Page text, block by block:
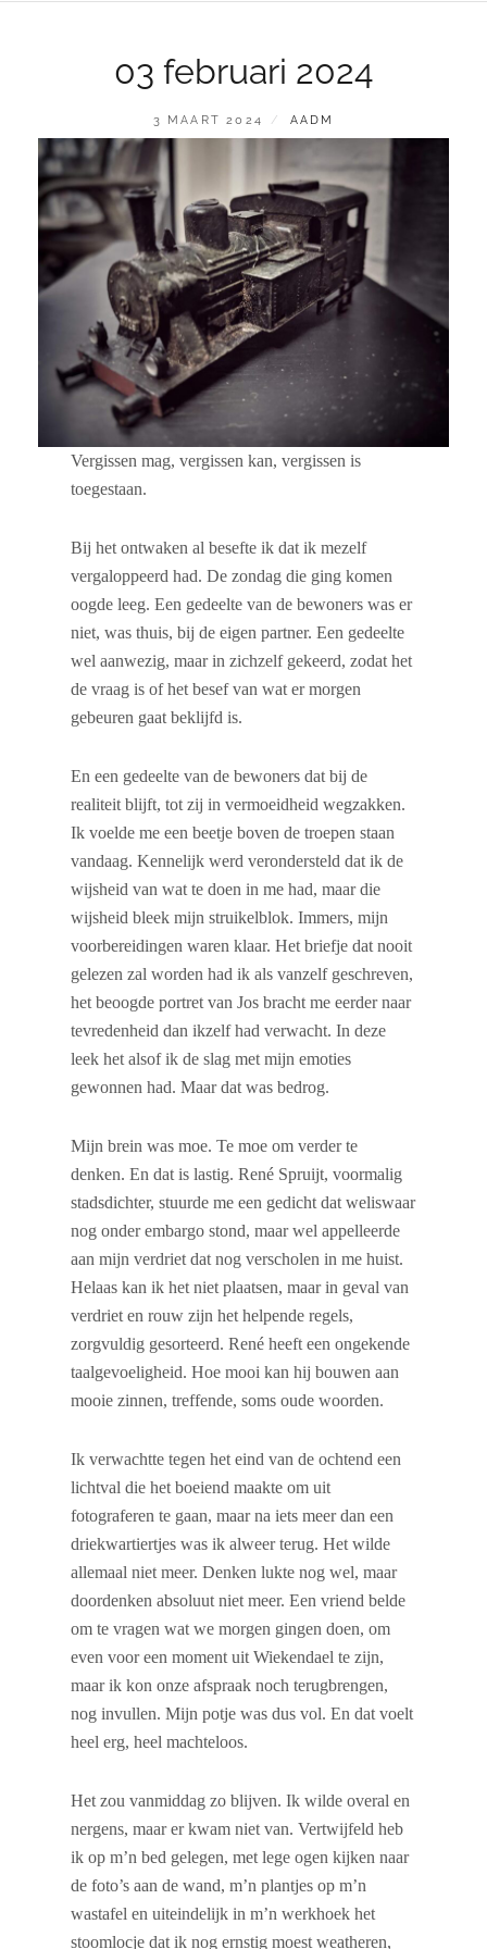
03 februari 2024
GEPLAATST
OP
3 MAART 2024 BY
AADM
Vergissen mag, vergissen kan, vergissen is
toegestaan.
Bij het ontwaken al besefte ik dat ik mezelf
vergaloppeerd had. De zondag die ging komen
oogde leeg. Een gedeelte van de bewoners was er
niet, was thuis, bij de eigen partner. Een gedeelte
wel aanwezig, maar in zichzelf gekeerd, zodat het
de vraag is of het besef van wat er morgen
gebeuren gaat beklijfd is.
En een gedeelte van de bewoners dat bij de
realiteit blijft, tot zij in vermoeidheid wegzakken.
Ik voelde me een beetje boven de troepen staan
vandaag. Kennelijk werd verondersteld dat ik de
wijsheid van wat te doen in me had, maar die
wijsheid bleek mijn struikelblok. Immers, mijn
voorbereidingen waren klaar. Het briefje dat nooit
gelezen zal worden had ik als vanzelf geschreven,
het beoogde portret van Jos bracht me eerder naar
tevredenheid dan ikzelf had verwacht. In deze
leek het alsof ik de slag met mijn emoties
gewonnen had. Maar dat was bedrog.
Mijn brein was moe. Te moe om verder te
denken. En dat is lastig. René Spruijt, voormalig
stadsdichter, stuurde me een gedicht dat weliswaar
nog onder embargo stond, maar wel appelleerde
aan mijn verdriet dat nog verscholen in me huist.
Helaas kan ik het niet plaatsen, maar in geval van
verdriet en rouw zijn het helpende regels,
zorgvuldig gesorteerd. René heeft een ongekende
taalgevoeligheid. Hoe mooi kan hij bouwen aan
mooie zinnen, treffende, soms oude woorden.
Ik verwachtte tegen het eind van de ochtend een
lichtval die het boeiend maakte om uit
fotograferen te gaan, maar na iets meer dan een
driekwartiertjes was ik alweer terug. Het wilde
allemaal niet meer. Denken lukte nog wel, maar
doordenken absoluut niet meer. Een vriend belde
om te vragen wat we morgen gingen doen, om
even voor een moment uit Wiekendael te zijn,
maar ik kon onze afspraak noch terugbrengen,
nog invullen. Mijn potje was dus vol. En dat voelt
heel erg, heel machteloos.
Het zou vanmiddag zo blijven. Ik wilde overal en
nergens, maar er kwam niet van. Vertwijfeld heb
ik op m’n bed gelegen, met lege ogen kijken naar
de foto’s aan de wand, m’n plantjes op m’n
wastafel en uiteindelijk in m’n werkhoek het
stoomlocje dat ik nog ernstig moest weatheren,